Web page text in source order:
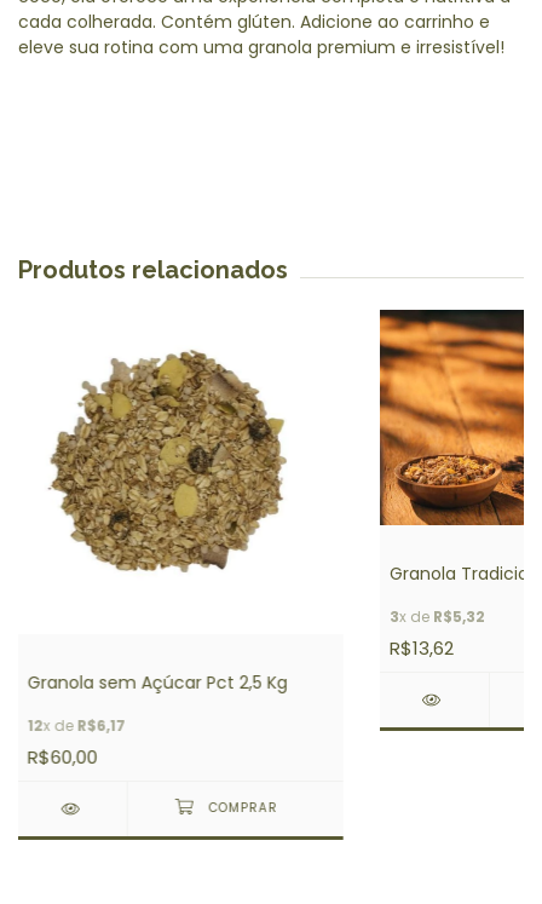
cada colherada. Contém glúten. Adicione ao carrinho e
eleve sua rotina com uma granola premium e irresistível!
Produtos relacionados
Granola sem Açúcar Pct 2,5 Kg
12x deR$6,17
R$60,00
Granola
3x de R$5,32
R$13,62